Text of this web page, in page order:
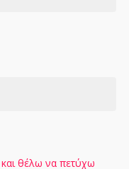
θέλω να πετύχω